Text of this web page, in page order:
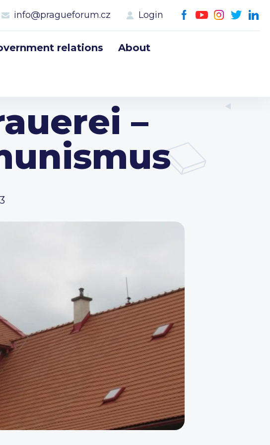
info@pragueforum.cz Login
relations About
–